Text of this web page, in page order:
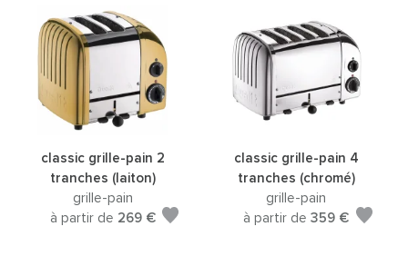
classic grille-pain 2
tranches (laiton)
grille-pain
à partir de 269 €
classic grille-pain 4
tranches (chromé)
grille-pain
à partir de359 €